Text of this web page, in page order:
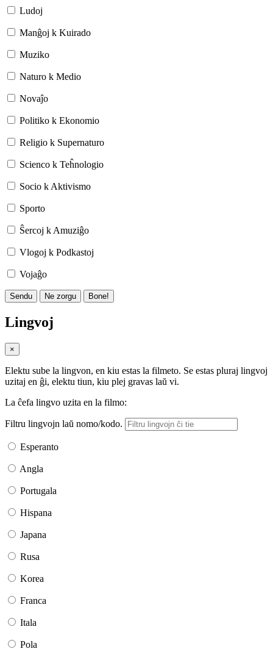
Ludoj
Manĝoj k Kuirado
Muziko
Naturo k Medio
Novaĵo
Politiko k Ekonomio
Religio k Supernaturo
Scienco k Teĥnologio
Socio k Aktivismo
Sporto
Ŝercoj k Amuziĝo
Vlogoj k Podkastoj
Vojaĝo
Sendu Ne zorgu Bone!
Lingvoj
×
Elektu sube la lingvon, en kiu estas la filmeto. Se estas pluraj lingvoj
uzitaj en ĝi, elektu tiun, kiu plej gravas laŭ vi.
La ĉefa lingvo uzita en la filmo:
Filtru lingvojn laŭ nomo/kodo.
Esperanto
Angla
Portugala
Hispana
Japana
Rusa
Korea
Franca
Itala
Pola